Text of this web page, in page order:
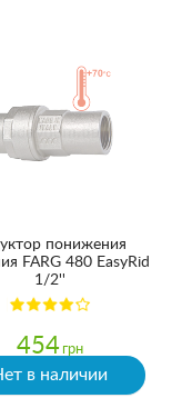
понижения
FARG 480 EasyRid
1/2''
454 грн
в наличии